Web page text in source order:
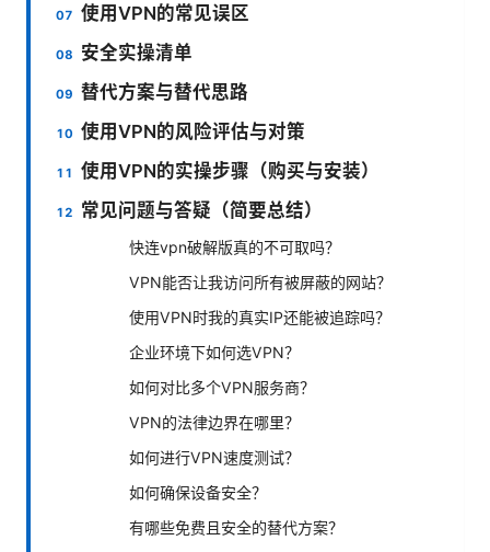
使用VPN的常见误区
安全实操清单
替代方案与替代思路
使用VPN的风险评估与对策
使用VPN的实操步骤（购买与安装）
常见问题与答疑（简要总结）
快连vpn破解版真的不可取吗？
VPN能否让我访问所有被屏蔽的网站？
使用VPN时我的真实IP还能被追踪吗？
企业环境下如何选VPN？
如何对比多个VPN服务商？
VPN的法律边界在哪里？
如何进行VPN速度测试？
如何确保设备安全？
有哪些免费且安全的替代方案？